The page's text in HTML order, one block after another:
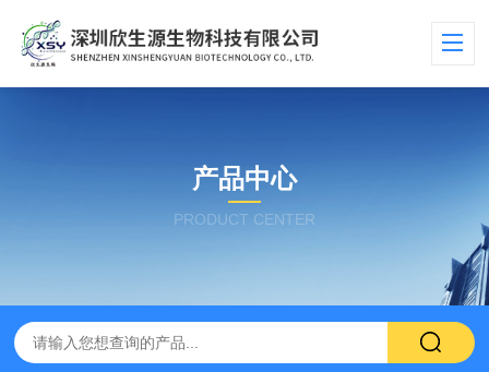
产品中心
PRODUCT CENTER